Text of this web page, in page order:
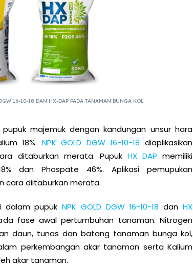
16-10-18 DAN HX-DAP PADA TANAMAN BUNGA KOL
majemuk dengan kandungan unsur hara
18%. NPK GOLD DGW 16-10-18 diaplikasikan
ditaburkan merata. Pupuk HX DAP memiliki
dan Phospate 46%. Aplikasi pemupukan
cara diitaburkan merata.
dalam pupukNPK GOLD DGW 16-10-18dan HX
fase awal pertumbuhan tanaman. Nitrogen
daun, tunas dan batang tanaman bunga kol,
perkembangan akar tanaman serta Kalium
akar tanaman.